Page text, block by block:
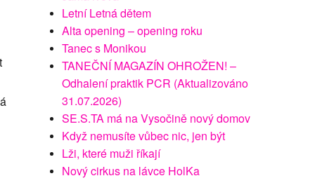
Letní Letná dětem
Alta opening – opening roku
Tanec s Monikou
TANEČNÍ MAGAZÍN OHROŽEN! –
Odhalení praktik PCR (Aktualizováno
31.07.2026)
SE.S.TA má na Vysočině nový domov
Když nemusíte vůbec nic, jen být
Lži, které muži říkají
Nový cirkus na lávce HolKa